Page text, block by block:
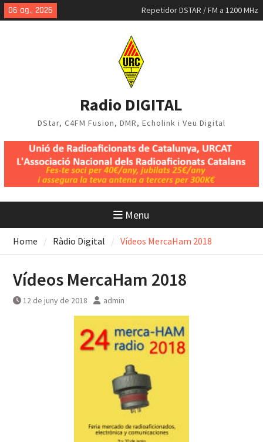
Skip
to
06 ag., 2026
Repetidor DSTAR / FM a 1200 MHz
MMDVM-IQ
Radio DIGITAL
DStar, C4FM Fusion, DMR, Echolink i Veu Digital
Menu
Home Ràdio Digital Vídeos MercaHam 2018
Vídeos MercaHam 2018
12 de juny de 2018 admin